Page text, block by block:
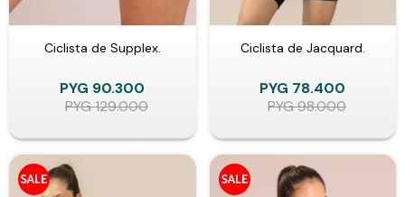
Ciclista de Supplex.
PYG 90.300
PYG129.000
Ciclista de Jacquard.
PYG 78.400
PYG98.000